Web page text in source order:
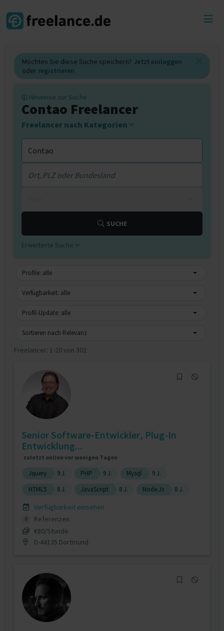
Möchten Sie diese Suche speichern? Jetzt einloggen
oder registrieren
Hinweise zur Suche
Contao Freelancer
Freelancer nach Kategorien
SUCHE
Erweiterte Suche
Profile: alle
Verfügbarkeit: alle
Profil-Update: alle
Sortieren nach Relevanz
Freelancer: 1-20 von 302
Senior Software-Entwickler, Plug-In
Entwicklung...
zuletzt online vor wenigen Tagen
Jquery 9 J. PHP 9 J. Mysql
9 J.
HTML5
8 J. JavaScript 8 J. Node.Js 8 J.
Verfügbarkeit einsehen
0
Referenzen
€80/Stunde
D-44135 Dortmund